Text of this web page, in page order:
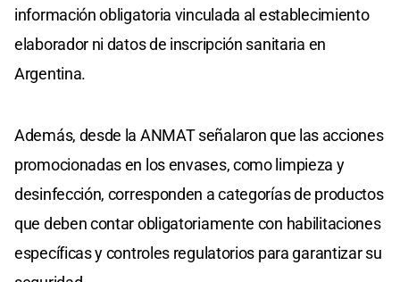
información obligatoria vinculada al establecimiento
elaborador ni datos de inscripción sanitaria en
Argentina.
Además, desde la ANMAT señalaron que las acciones
promocionadas en los envases, como limpieza y
desinfección, corresponden a categorías de productos
que deben contar obligatoriamente con habilitaciones
específicas y controles regulatorios para garantizar su